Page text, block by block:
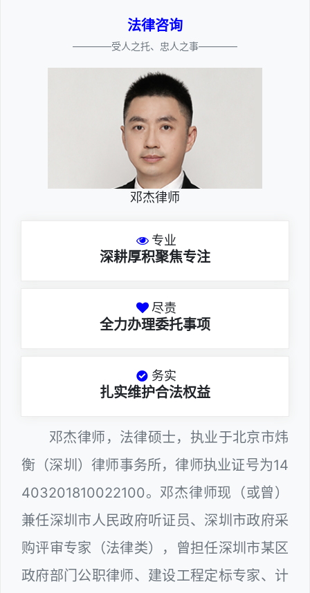
法律咨询
————受人之托、忠人之事————
邓杰律师
专业
深耕厚积聚焦专注
尽责
全力办理委托事项
务实
扎实维护合法权益
邓杰律师，法律硕士，执业于北京市炜
衡（深圳）律师事务所，律师执业证号为14
403201810022100。邓杰律师现（或曾）
兼任深圳市人民政府听证员、深圳市政府采
购评审专家（法律类），曾担任深圳市某区
政府部门公职律师、建设工程定标专家、计